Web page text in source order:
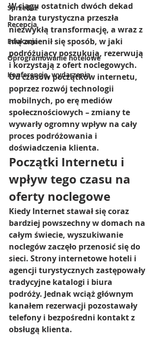
Sprzedaż
Recepcja
Edukacja
Oprogramowanie hotelowe
Konferencje, wydarzenia
W ciągu ostatnich dwóch dekad
branża turystyczna przeszła
niezwykłą transformację, a wraz z
nią zmienił się sposób, w jaki
podróżujący poszukują, rezerwują
i korzystają z ofert noclegowych.
Od czasów początków internetu,
poprzez rozwój technologii
mobilnych, po erę mediów
społecznościowych – zmiany te
wywarły ogromny wpływ na cały
proces podróżowania i
doświadczenia klienta.
Początki Internetu i
wpływ tego czasu na
oferty noclegowe
Kiedy Internet stawał się coraz
bardziej powszechny w domach na
całym świecie, wyszukiwanie
noclegów zaczęło przenosić się do
sieci. Strony internetowe hoteli i
agencji turystycznych zastępowały
tradycyjne katalogi i biura
podróży. Jednak wciąż głównym
kanałem rezerwacji pozostawały
telefony i bezpośredni kontakt z
obsługą klienta.